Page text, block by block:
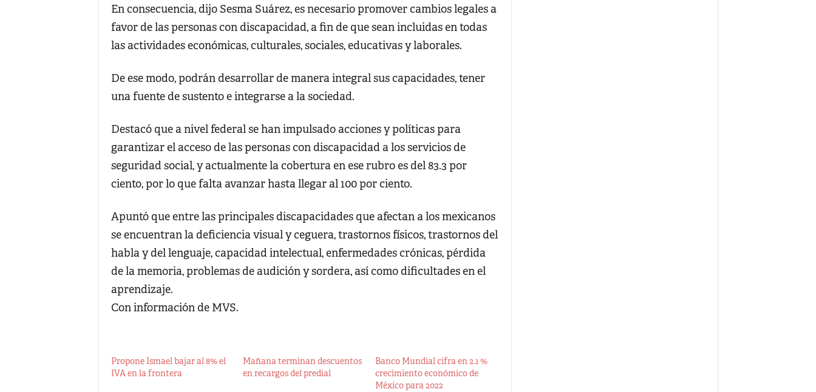
En consecuencia, dijo Sesma Suárez, es necesario promover cambios legales a
favor de las personas con discapacidad, a fin de que sean incluidas en todas
las actividades económicas, culturales, sociales, educativas y laborales.
De ese modo, podrán desarrollar de manera integral sus capacidades, tener
una fuente de sustento e integrarse a la sociedad.
Destacó que a nivel federal se han impulsado acciones y políticas para
garantizar el acceso de las personas con discapacidad a los servicios de
seguridad social, y actualmente la cobertura en ese rubro es del 83.3 por
ciento, por lo que falta avanzar hasta llegar al 100 por ciento.
Apuntó que entre las principales discapacidades que afectan a los mexicanos
se encuentran la deficiencia visual y ceguera, trastornos físicos, trastornos del
habla y del lenguaje, capacidad intelectual, enfermedades crónicas, pérdida
de la memoria, problemas de audición y sordera, así como dificultades en el
aprendizaje.
Con información de MVS.
Propone Ismael bajar al 8% el
IVA en la frontera
Mañana terminan descuentos
en recargos del predial
Banco Mundial cifra en 2.1 %
crecimiento económico de
México para 2022